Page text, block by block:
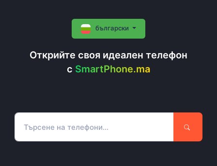
Открийте своя идеален телефон
c SmartPhone.ma
български